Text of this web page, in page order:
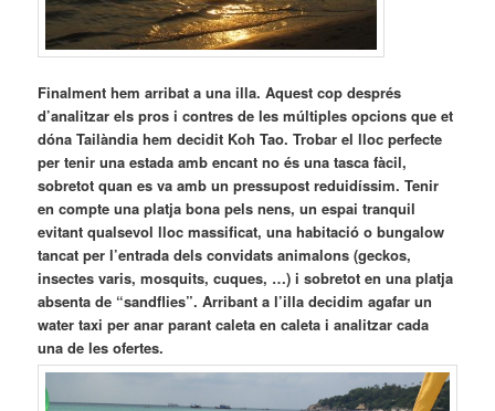
Finalment hem arribat a una illa. Aquest cop després
d’analitzar els pros i contres de les múltiples opcions que et
dóna Tailàndia hem decidit Koh Tao. Trobar el lloc perfecte
per tenir una estada amb encant no és una tasca fàcil,
sobretot quan es va amb un pressupost reduidíssim. Tenir
en compte una platja bona pels nens, un espai tranquil
evitant qualsevol lloc massificat, una habitació o bungalow
tancat per l’entrada dels convidats animalons (geckos,
insectes varis, mosquits, cuques, …) i sobretot en una platja
absenta de “sandflies”. Arribant a l’illa decidim agafar un
water taxi per anar parant caleta en caleta i analitzar cada
una de les ofertes.